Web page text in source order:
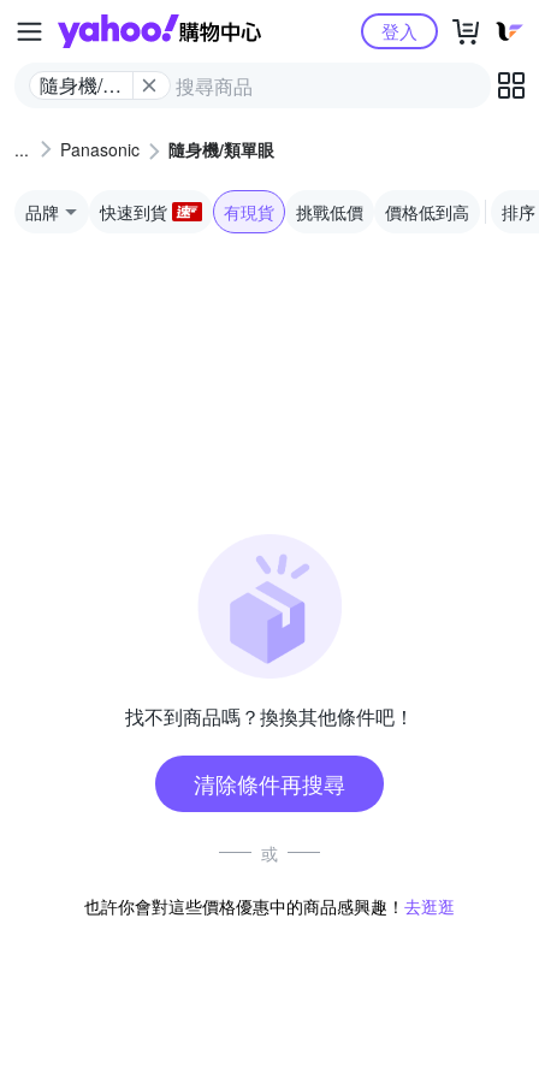
Yahoo購物中心
隨身機/類
登入
Panasonic 隨身機/類單眼
品牌 快速到貨 有現貨 挑戰低價 價格低到高 排序
找不到商品嗎？換換其他條件吧！
清除條件再搜尋
或
也許你會對這些價格優惠中的商品感興趣！ 去逛逛